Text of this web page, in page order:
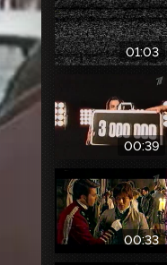
01:03
00:39
00:33